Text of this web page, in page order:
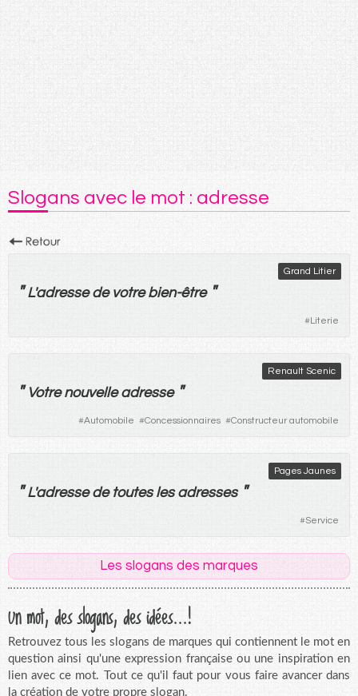
Slogans avec le mot : adresse
Grand Litier
"L'adresse de votre bien-être "
#Literie
Renault Scenic
" Votre nouvelle adresse "
#Automobile #Concessionnaires #Constructeur automobile
Pages Jaunes
"L'adresse de toutes les adresses "
#Service
Les slogans des marques
Un mot, des slogans, des idées...!
Retrouvez tous les slogans de marques qui contiennent le mot en
question ainsi qu'une expression française ou une inspiration en
lien avec ce mot. Tout ce qu'il faut pour vous faire avancer dans
la création de votre propre slogan.